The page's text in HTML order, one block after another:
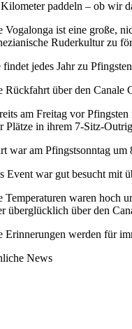
paddeln – ob wir
Vogalonga ist eine große,
Ruderkultur zu
findet jedes Jahr zu
Rückfahrt über den Canale
am Freitag vor
Plätze in ihrem 7-Sitz-
war am Pfingstsonntag
Event war gut besucht mit
Temperaturen waren hoch
überglücklich über den
Erinnerungen werden für
News